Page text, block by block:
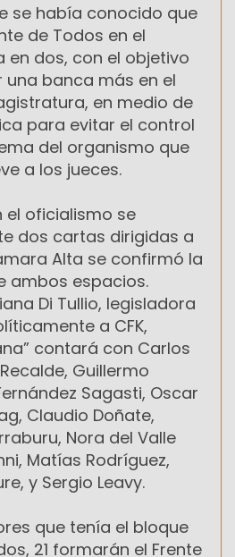
se había conocido que
de Todos en el
en dos, con el objetivo
banca más en el
en medio de
para evitar el control
del organismo que
a los jueces.
el oficialismo se
dos cartas dirigidas a
Alta se confirmó la
ambos espacios.
Di Tullio, legisladora
a CFK,
contará con Carlos
Guillermo
Sagasti, Oscar
Claudio Doñate,
Nora del Valle
Matías Rodríguez,
y Sergio Leavy.
que tenía el bloque
21 formarán el Frente